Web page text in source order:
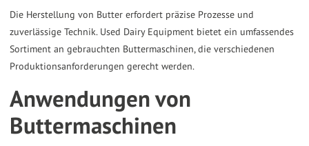
Press
enter
to
to
the
selected
Die Herstellung von Butter erfordert präzise Prozesse und
zuverlässige Technik. Used Dairy Equipment bietet ein umfassendes
Sortiment an gebrauchten Buttermaschinen, die verschiedenen
Produktionsanforderungen gerecht werden.
Anwendungen von
Buttermaschinen